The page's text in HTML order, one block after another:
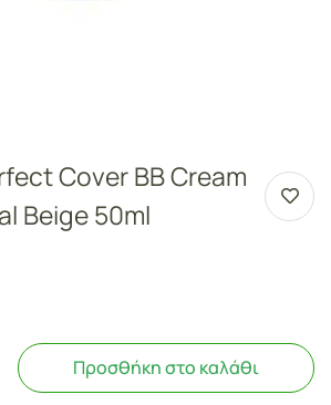
Cover BB Cream
Beige 50ml
Προσθήκη στο καλάθι